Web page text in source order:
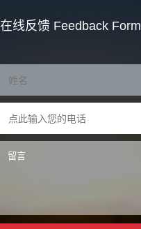
在线反馈 Feedback Form